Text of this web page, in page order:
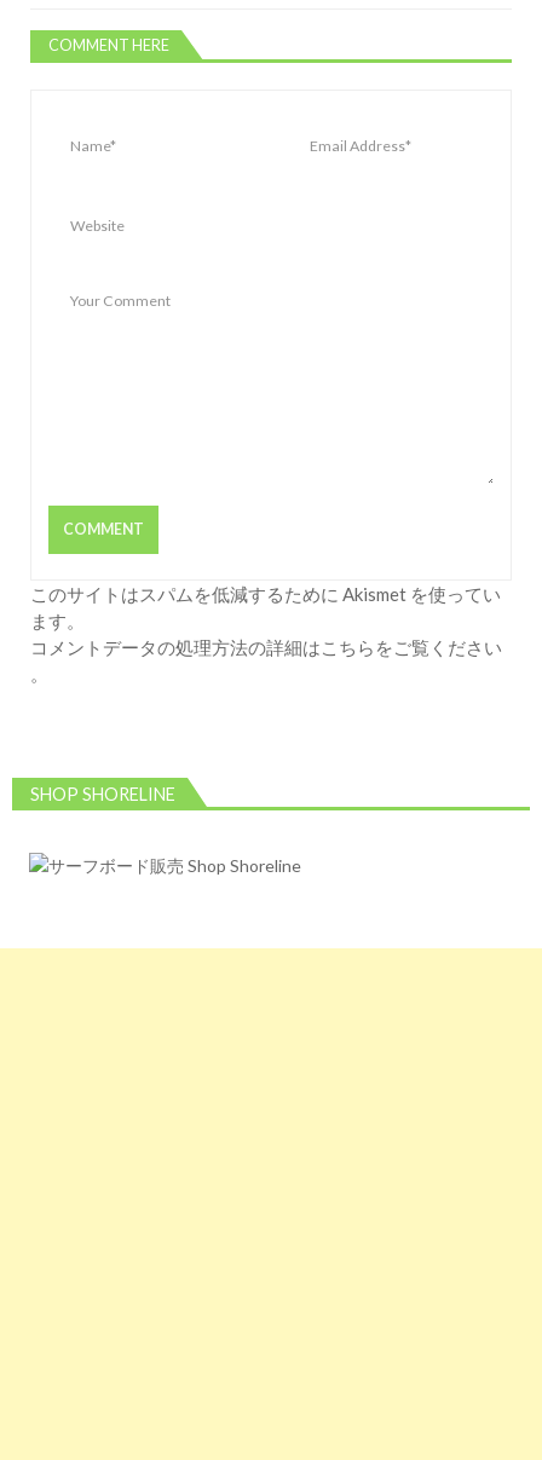
COMMENT HERE
このサイトはスパムを低減するために Akismet を使ってい
ます。
コメントデータの処理方法の詳細はこちらをご覧ください
。
SHOP SHORELINE